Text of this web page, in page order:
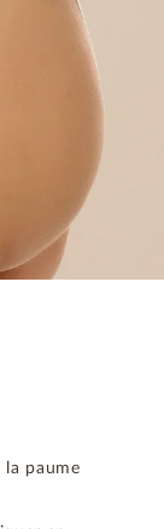
la paume